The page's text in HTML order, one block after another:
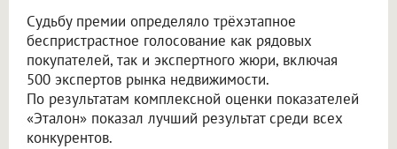
Судьбу премии определяло трёхэтапное
беспристрастное голосование как рядовых
покупателей, так и экспертного жюри, включая
500 экспертов рынка недвижимости.
По результатам комплексной оценки показателей
«Эталон» показал лучший результат среди всех
конкурентов.